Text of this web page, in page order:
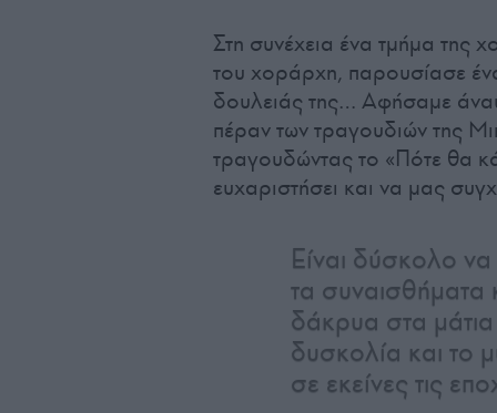
Στη συνέχεια ένα τμήμα της
του χοράρχη, παρουσίασε
δουλειάς της… Αφήσαμε
πέραν των τραγουδιών της
τραγουδώντας το «Πότε θα
ευχαριστήσει και να μας
Είναι δύσκολο
τα συναισθήματα
δάκρυα στα
δυσκολία και το
σε εκείνες τις